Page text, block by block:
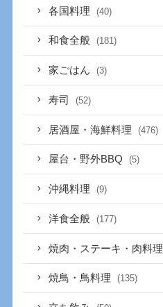
各国料理 (40)
和食全般 (181)
家ごはん (3)
寿司 (52)
居酒屋・海鮮料理 (476)
屋台・野外BBQ (5)
沖縄料理 (9)
洋食全般 (177)
焼肉・ステーキ・肉料理
焼鳥・鳥料理 (135)